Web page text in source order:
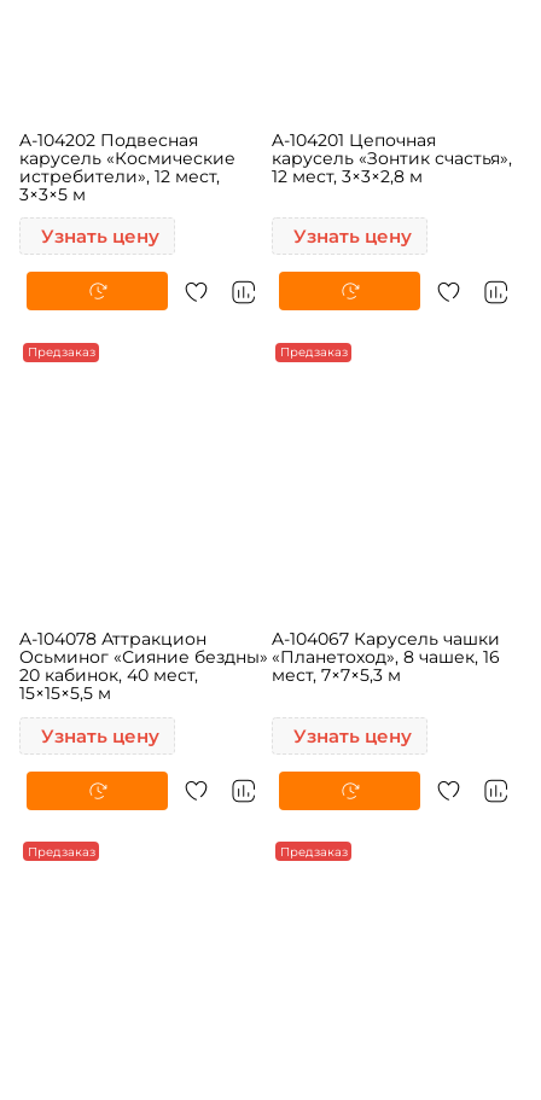
A-104202 Подвесная
карусель «Космические
истребители», 12 мест,
3×3×5 м
Узнать цену
A-104201 Цепочная
карусель «Зонтик счастья»,
12 мест, 3×3×2,8 м
Узнать цену
Предзаказ
A-104078 Аттракцион
Осьминог «Сияние бездны»
20 кабинок, 40 мест,
Узнать цену
Предзаказ
A-104067 Карусель чашки
«Планетоход», 8 чашек, 16
Узнать цену